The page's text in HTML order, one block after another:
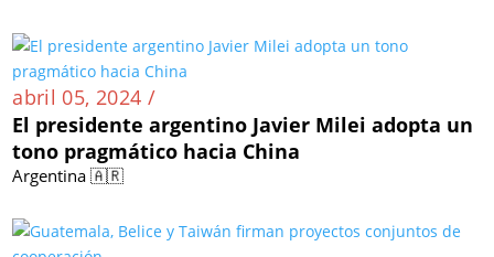
abril 05, 2024 /
El presidente argentino Javier Milei adopta un
tono pragmático hacia China
Argentina 🇦🇷